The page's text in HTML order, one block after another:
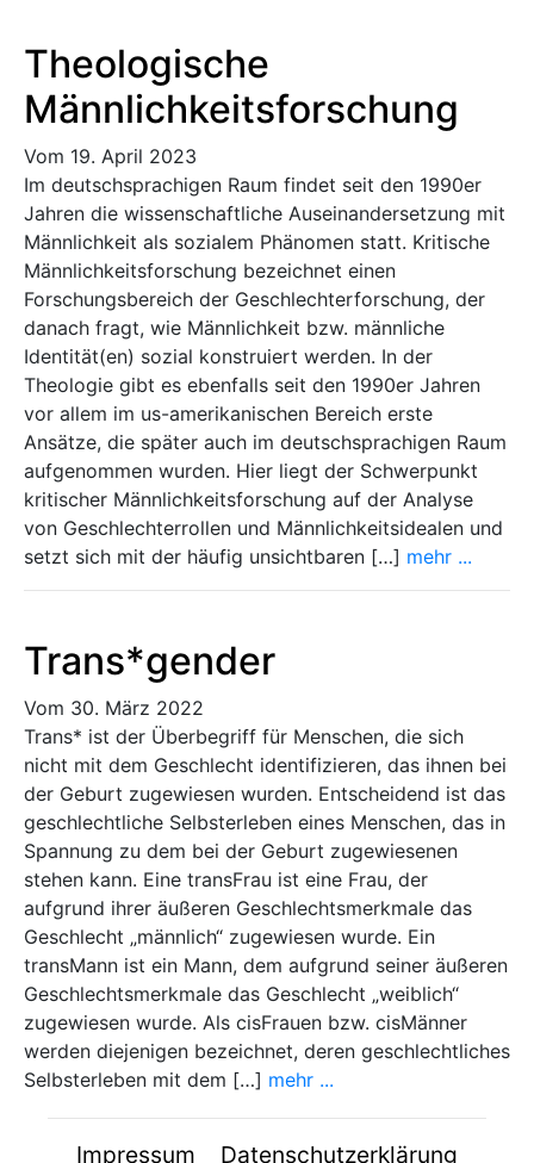
Theologische
Männlichkeitsforschung
Vom 19. April 2023
Im deutschsprachigen Raum findet seit den 1990er
Jahren die wissenschaftliche Auseinandersetzung mit
Männlichkeit als sozialem Phänomen statt. Kritische
Männlichkeitsforschung bezeichnet einen
Forschungsbereich der Geschlechterforschung, der
danach fragt, wie Männlichkeit bzw. männliche
Identität(en) sozial konstruiert werden. In der
Theologie gibt es ebenfalls seit den 1990er Jahren
vor allem im us-amerikanischen Bereich erste
Ansätze, die später auch im deutschsprachigen Raum
aufgenommen wurden. Hier liegt der Schwerpunkt
kritischer Männlichkeitsforschung auf der Analyse
von Geschlechterrollen und Männlichkeitsidealen und
setzt sich mit der häufig unsichtbaren […] mehr ...
Trans*gender
Vom 30. März 2022
Trans* ist der Überbegriff für Menschen, die sich
nicht mit dem Geschlecht identifizieren, das ihnen bei
der Geburt zugewiesen wurden. Entscheidend ist das
geschlechtliche Selbsterleben eines Menschen, das in
Spannung zu dem bei der Geburt zugewiesenen
stehen kann. Eine transFrau ist eine Frau, der
aufgrund ihrer äußeren Geschlechtsmerkmale das
Geschlecht „männlich“ zugewiesen wurde. Ein
transMann ist ein Mann, dem aufgrund seiner äußeren
Geschlechtsmerkmale das Geschlecht „weiblich“
zugewiesen wurde. Als cisFrauen bzw. cisMänner
werden diejenigen bezeichnet, deren geschlechtliches
Selbsterleben mit dem […] mehr ...
Impressum Datenschutzerklärung